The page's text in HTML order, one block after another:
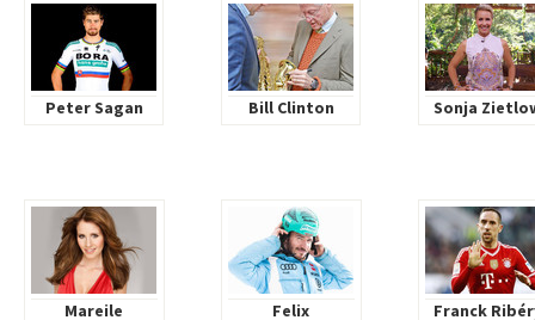
Peter Sagan Bill Clinton Sonja
Mareile
Felix
Franck